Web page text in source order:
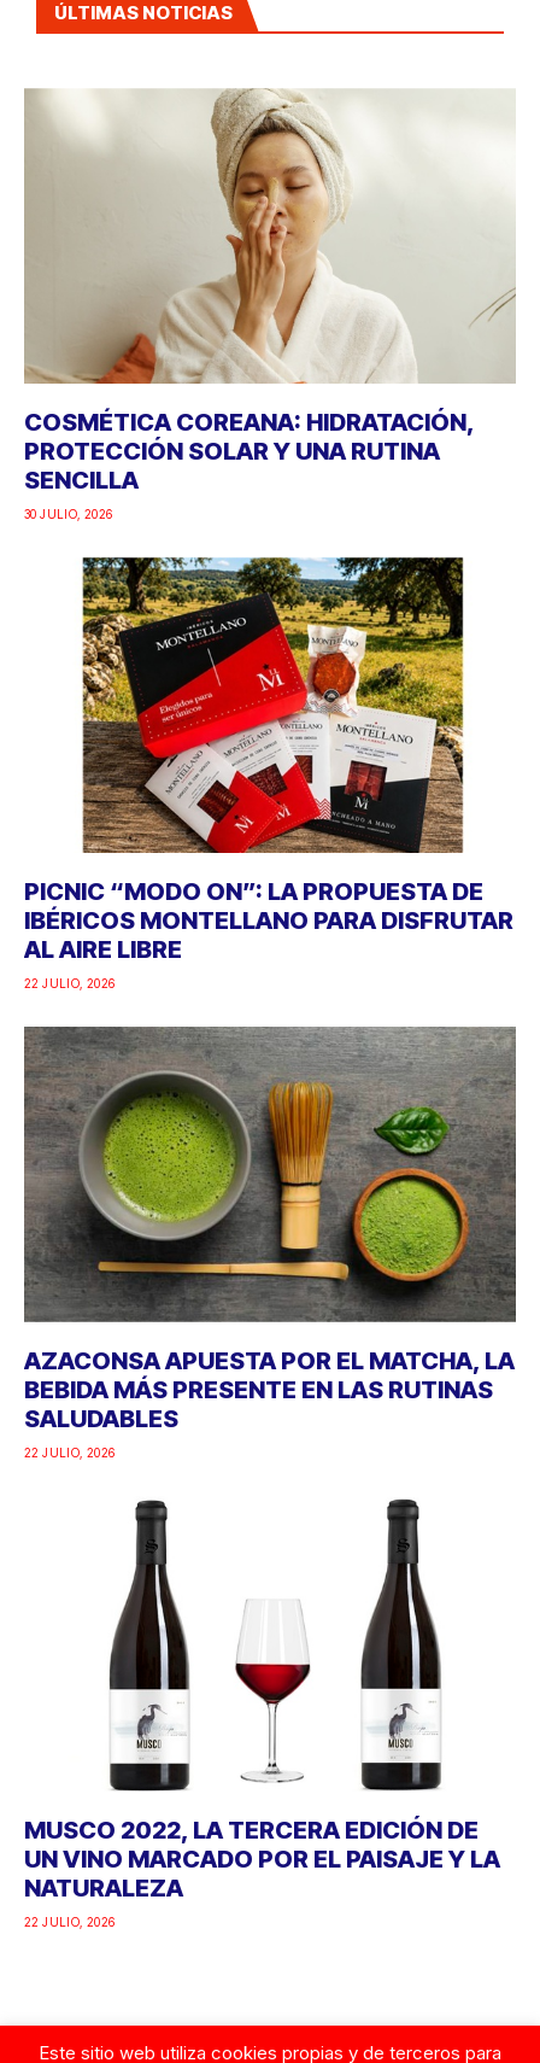
ÚLTIMAS NOTICIAS
COSMÉTICA COREANA: HIDRATACIÓN,
PROTECCIÓN SOLAR Y UNA RUTINA
SENCILLA
30 JULIO, 2026
PICNIC “MODO ON”: LA PROPUESTA DE
IBÉRICOS MONTELLANO PARA DISFRUTAR
AL AIRE LIBRE
22 JULIO, 2026
AZACONSA APUESTA POR EL MATCHA, LA
BEBIDA MÁS PRESENTE EN LAS RUTINAS
SALUDABLES
22 JULIO, 2026
MUSCO 2022, LA TERCERA EDICIÓN DE
UN VINO MARCADO POR EL PAISAJE Y LA
NATURALEZA
22 JULIO, 2026
Este sitio web utiliza cookies propias y de terceros para